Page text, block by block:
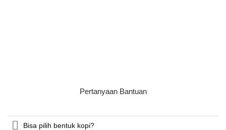
Pertanyaan Bantuan
Bisa pilih bentuk kopi?